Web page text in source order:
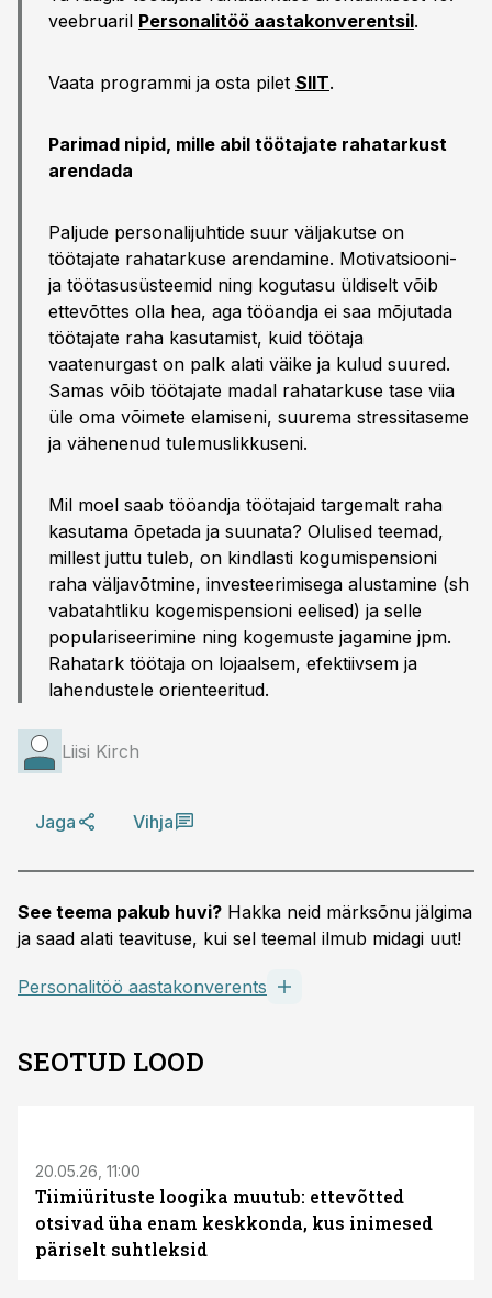
veebruaril Personalitöö aastakonverentsil.
Vaata programmi ja osta pilet SIIT.
Parimad nipid, mille abil töötajate rahatarkust
arendada
Paljude personalijuhtide suur väljakutse on
töötajate rahatarkuse arendamine. Motivatsiooni-
ja töötasusüsteemid ning kogutasu üldiselt võib
ettevõttes olla hea, aga tööandja ei saa mõjutada
töötajate raha kasutamist, kuid töötaja
vaatenurgast on palk alati väike ja kulud suured.
Samas võib töötajate madal rahatarkuse tase viia
üle oma võimete elamiseni, suurema stressitaseme
ja vähenenud tulemuslikkuseni.
Mil moel saab tööandja töötajaid targemalt raha
kasutama õpetada ja suunata? Olulised teemad,
millest juttu tuleb, on kindlasti kogumispensioni
raha väljavõtmine, investeerimisega alustamine (sh
vabatahtliku kogemispensioni eelised) ja selle
populariseerimine ning kogemuste jagamine jpm.
Rahatark töötaja on lojaalsem, efektiivsem ja
lahendustele orienteeritud.
Liisi Kirch
Jaga Vihja
See teema pakub huvi? Hakka neid märksõnu jälgima
ja saad alati teavituse, kui sel teemal ilmub midagi uut!
Personalitöö aastakonverents
SEOTUD LOOD
20.05.26, 11:00
Tiimiürituste loogika muutub: ettevõtted
otsivad üha enam keskkonda, kus inimesed
päriselt suhtleksid